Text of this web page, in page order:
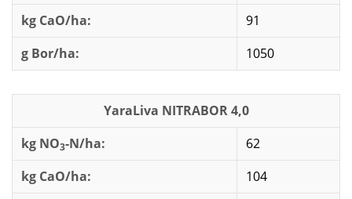
kg CaO/ha:
91
g Bor/ha:
1050
YaraLiva NITRABOR 4,0
kg NO3-N/ha:
62
kg CaO/ha:
104